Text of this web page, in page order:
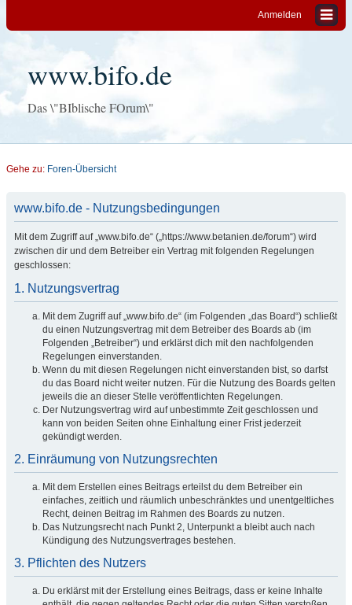
Anmelden
www.bifo.de
Das \"BIblische FOrum\"
Gehe zu: Foren-Übersicht
www.bifo.de - Nutzungsbedingungen
Mit dem Zugriff auf „www.bifo.de“ („https://www.betanien.de/forum“) wird
zwischen dir und dem Betreiber ein Vertrag mit folgenden Regelungen
geschlossen:
1. Nutzungsvertrag
Mit dem Zugriff auf „www.bifo.de“ (im Folgenden „das Board“) schließt
du einen Nutzungsvertrag mit dem Betreiber des Boards ab (im
Folgenden „Betreiber“) und erklärst dich mit den nachfolgenden
Regelungen einverstanden.
Wenn du mit diesen Regelungen nicht einverstanden bist, so darfst
du das Board nicht weiter nutzen. Für die Nutzung des Boards gelten
jeweils die an dieser Stelle veröffentlichten Regelungen.
Der Nutzungsvertrag wird auf unbestimmte Zeit geschlossen und
kann von beiden Seiten ohne Einhaltung einer Frist jederzeit
gekündigt werden.
2. Einräumung von Nutzungsrechten
Mit dem Erstellen eines Beitrags erteilst du dem Betreiber ein
einfaches, zeitlich und räumlich unbeschränktes und unentgeltliches
Recht, deinen Beitrag im Rahmen des Boards zu nutzen.
Das Nutzungsrecht nach Punkt 2, Unterpunkt a bleibt auch nach
Kündigung des Nutzungsvertrages bestehen.
3. Pflichten des Nutzers
Du erklärst mit der Erstellung eines Beitrags, dass er keine Inhalte